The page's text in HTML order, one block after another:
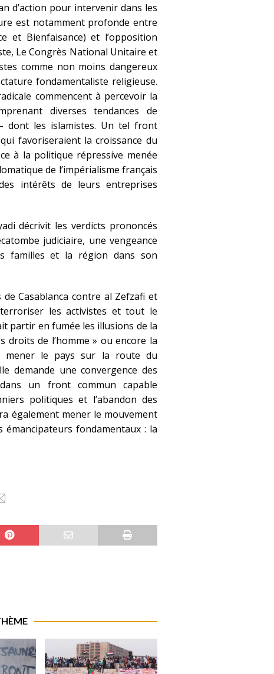
d’action pour intervenir dans les
est notamment profonde entre
et Bienfaisance) et l’opposition
Le Congrès National Unitaire et
comme non moins dangereux
fondamentaliste religieuse.
commencent à percevoir la
diverses tendances de
dont les islamistes. Un tel front
favoriseraient la croissance du
à la politique répressive menée
de l’impérialisme français
intérêts de leurs entreprises
décrivit les verdicts prononcés
judiciaire, une vengeance
familles et la région dans son
Casablanca contre al Zefzafi et
les activistes et tout le
partir en fumée les illusions de la
droits de l’homme » ou encore la
mener le pays sur la route du
demande une convergence des
un front commun capable
politiques et l’abandon des
également mener le mouvement
fondamentaux : la